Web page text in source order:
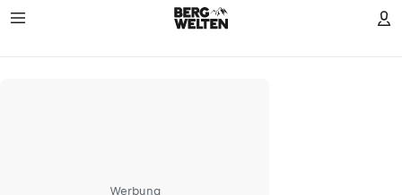
Werbung